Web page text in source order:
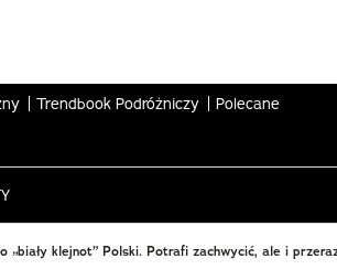
Trendbook Podróżniczy Polecane
„biały klejnot” Polski. Potrafi zachwycić, ale i